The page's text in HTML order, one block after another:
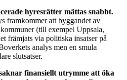
hyresrätter mättas snabbt.
framkommer att byggandet av
(till exempel Uppsala,
främjats via politiska insatser på
analys men en smula
slutsatser.
finansiellt utrymme att öka